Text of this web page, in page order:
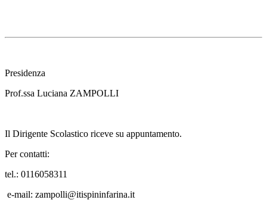
Presidenza
Prof.ssa Luciana ZAMPOLLI
Il Dirigente Scolastico riceve su appuntamento.
Per contatti:
tel.: 0116058311
e-mail: zampolli@itispininfarina.it